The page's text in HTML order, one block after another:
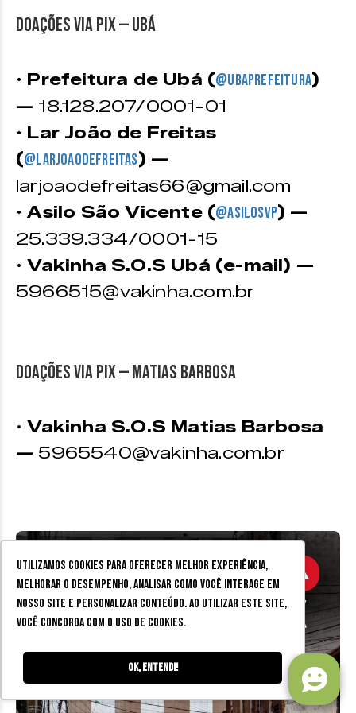
Utilizamos cookies para oferecer melhor experiência,
melhorar o desempenho, analisar como você interage em
nosso site e personalizar conteúdo. Ao utilizar este site,
você concorda com o uso de cookies.
Ok, entendi!
DOAÇÕES VIA PIX — UBÁ
• Prefeitura de Ubá (@ubaprefeitura)
— 18.128.207/0001-01
• Lar João de Freitas
(@larjoaodefreitas) —
larjoaodefreitas66@gmail.com
•Asilo São Vicente (@asilosvp) —
25.339.334/0001-15
•Vakinha S.O.S Ubá (e-mail) —
5966515@vakinha.com.br
DOAÇÕES VIA PIX — MATIAS BARBOSA
•Vakinha S.O.S Matias Barbosa
— 5965540@vakinha.com.br